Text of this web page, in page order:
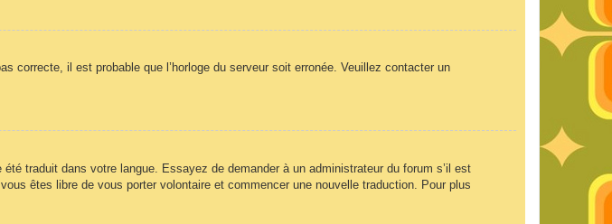
correcte, il est probable que l’horloge du serveur soit erronée. Veuillez contacter un
traduit dans votre langue. Essayez de demander à un administrateur du forum s’il est
êtes libre de vous porter volontaire et commencer une nouvelle traduction. Pour plus